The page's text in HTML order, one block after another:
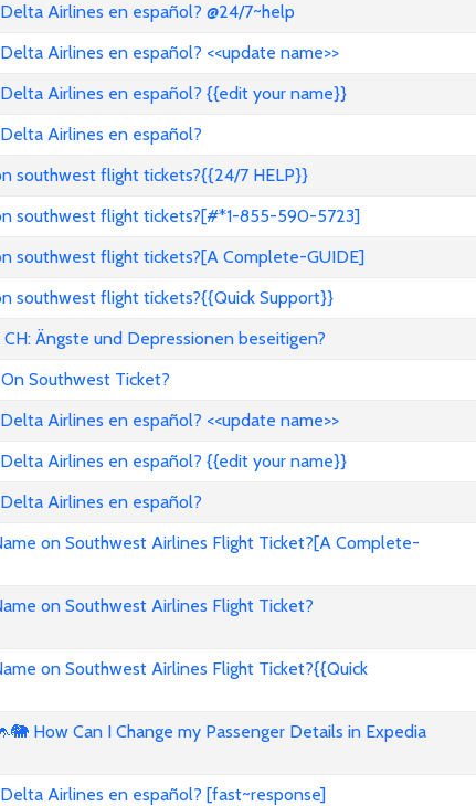
Airlines en español? @24/7~help
Airlines en español? <<update name>>
Airlines en español? {{edit your name}}
Airlines en español?
southwest flight tickets?{{24/7 HELP}}
southwest flight tickets?[#*1-855-590-5723]
southwest flight tickets?[A Complete-GUIDE]
southwest flight tickets?{{Quick Support}}
Ängste und Depressionen beseitigen?
Southwest Ticket?
Airlines en español? <<update name>>
Airlines en español? {{edit your name}}
Airlines en español?
on Southwest Airlines Flight Ticket?[A Complete-
on Southwest Airlines Flight Ticket?
on Southwest Airlines Flight Ticket?{{Quick
How Can I Change my Passenger Details in Expedia
Airlines en español? [fast~response]